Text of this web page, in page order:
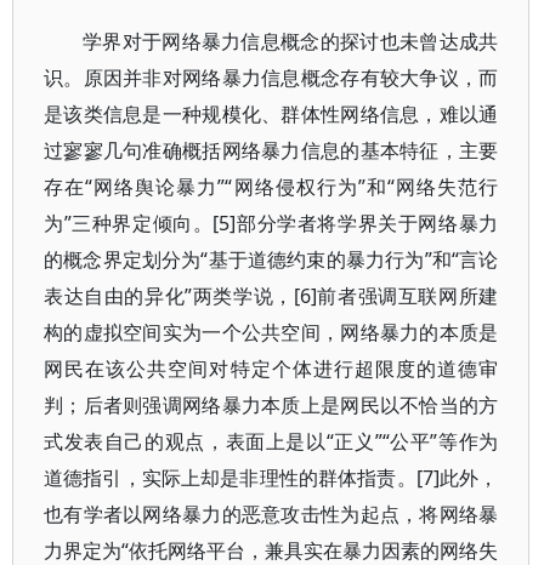
学界对于网络暴力信息概念的探讨也未曾达成共
识。原因并非对网络暴力信息概念存有较大争议，而
是该类信息是一种规模化、群体性网络信息，难以通
过寥寥几句准确概括网络暴力信息的基本特征，主要
存在“网络舆论暴力”“网络侵权行为”和“网络失范行
为”三种界定倾向。[5]部分学者将学界关于网络暴力
的概念界定划分为“基于道德约束的暴力行为”和“言论
表达自由的异化”两类学说，[6]前者强调互联网所建
构的虚拟空间实为一个公共空间，网络暴力的本质是
网民在该公共空间对特定个体进行超限度的道德审
判；后者则强调网络暴力本质上是网民以不恰当的方
式发表自己的观点，表面上是以“正义”“公平”等作为
道德指引，实际上却是非理性的群体指责。[7]此外，
也有学者以网络暴力的恶意攻击性为起点，将网络暴
力界定为“依托网络平台，兼具实在暴力因素的网络失